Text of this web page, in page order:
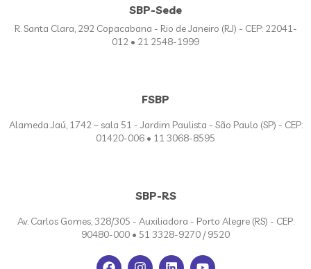
SBP-Sede
R. Santa Clara, 292 Copacabana - Rio de Janeiro (RJ) - CEP: 22041-
012 • 21 2548-1999
FSBP
Alameda Jaú, 1742 – sala 51 - Jardim Paulista - São Paulo (SP) - CEP:
01420-006 • 11 3068-8595
SBP-RS
Av. Carlos Gomes, 328/305 - Auxiliadora - Porto Alegre (RS) - CEP:
90480-000 • 51 3328-9270 / 9520